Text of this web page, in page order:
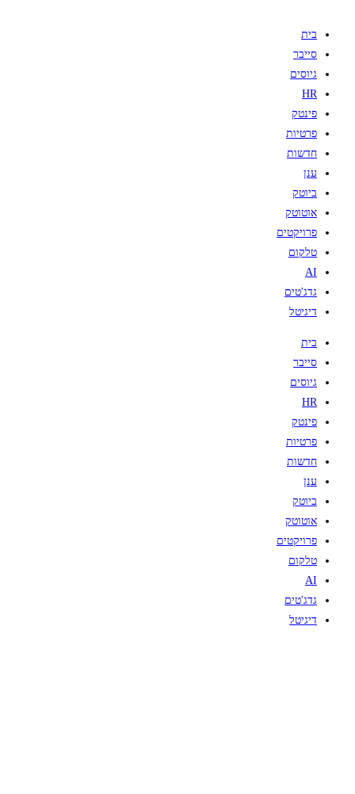
בית
סייבר
גיוסים
HR
פינטק
פרטיות
חדשות
ענן
ביוטק
אוטוטק
פרויקטים
טלקום
AI
גדג'טים
דיגיטל
בית
סייבר
גיוסים
HR
פינטק
פרטיות
חדשות
ענן
ביוטק
אוטוטק
פרויקטים
טלקום
AI
גדג'טים
דיגיטל